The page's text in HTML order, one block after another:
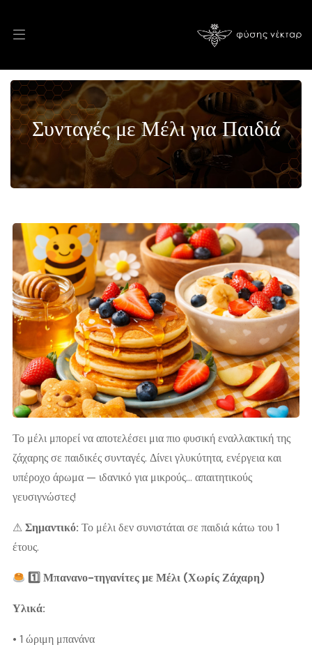
Συνταγές με Μέλι για Παιδιά
Το μέλι μπορεί να αποτελέσει μια πιο φυσική εναλλακτική της
ζάχαρης σε παιδικές συνταγές. Δίνει γλυκύτητα, ενέργεια και
υπέροχο άρωμα — ιδανικό για μικρούς… απαιτητικούς
γευσιγνώστες!
⚠Σημαντικό: Το μέλι δεν συνιστάται σε παιδιά κάτω του 1
έτους.
1️ Μπανανο-τηγανίτες με Μέλι (Χωρίς Ζάχαρη)
Υλικά:
• 1 ώριμη μπανάνα